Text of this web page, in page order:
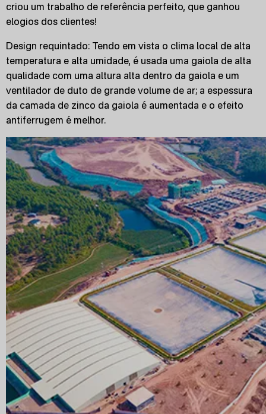
criou um trabalho de referência perfeito, que ganhou
elogios dos clientes!
Design requintado: Tendo em vista o clima local de alta
temperatura e alta umidade, é usada uma gaiola de alta
qualidade com uma altura alta dentro da gaiola e um
ventilador de duto de grande volume de ar; a espessura
da camada de zinco da gaiola é aumentada e o efeito
antiferrugem é melhor.